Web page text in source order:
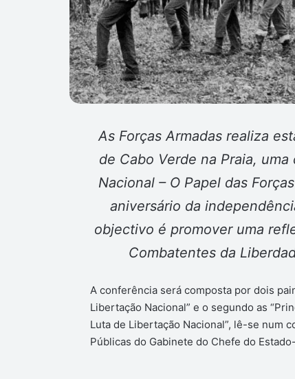
As Forças Armadas realiza
de Cabo Verde na Praia,
Nacional – O Papel das
aniversário da
objectivo é promover uma
Combatentes da
A conferência será composta por dois
Libertação Nacional” e o segundo as
Luta de Libertação Nacional”, lê-se num
Públicas do Gabinete do Chefe do